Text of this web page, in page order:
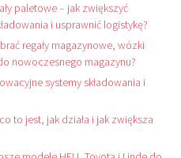
paletowe – jak zwiększyć
i usprawnić logistykę?
regały magazynowe, wózki
nowoczesnego magazynu?
systemy składowania i
to jest, jak działa i jak zwiększa